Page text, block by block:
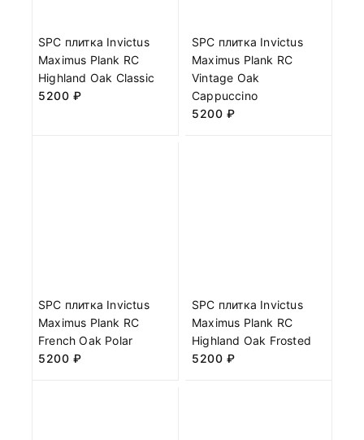
SPC плитка Invictus
Maximus Plank RC
Highland Oak Classic
5200 ₽
SPC плитка Invictus
Maximus Plank RC
Vintage Oak
Cappuccino
5200 ₽
SPC плитка Invictus
Maximus Plank RC
French Oak Polar
5200 ₽
SPC плитка Invictus
Maximus Plank RC
Highland Oak Frosted
5200 ₽